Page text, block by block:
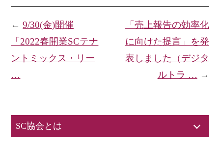
「売上報告の効率化
に向けた提言」を発
表しました（デジタ
ルトラ … →
←9/30(金)開催
「2022春開業SCテナ
ントミックス・リー
…
SC協会とは